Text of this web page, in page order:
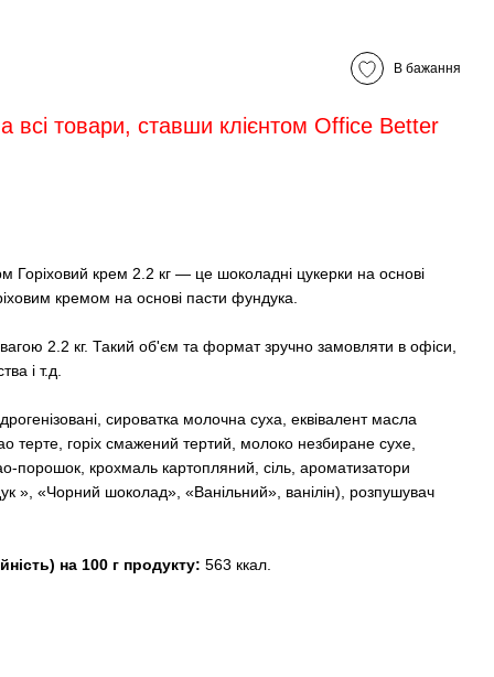
В бажання
всі товари, ставши клієнтом Office Better
Горіховий крем 2.2 кг — це шоколадні цукерки на основі
кремом на основі пасти фундука.
2.2 кг. Такий об'єм та формат зручно замовляти в офіси,
і т.д.
сироватка молочна суха, еквівалент масла
терте, горіх смажений тертий, молоко незбиране сухе,
порошок, крохмаль картопляний, сіль, ароматизатори
», «Чорний шоколад», «Ванільний», ванілін), розпушувач
на 100 г продукту: 563 ккал.